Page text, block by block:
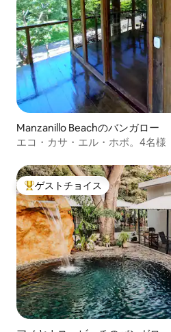
Manzanillo Beachのバンガロー
エコ・カサ・エル・ホボ。4名様
大好評のゲストチョイスです。
ゲストチョイス